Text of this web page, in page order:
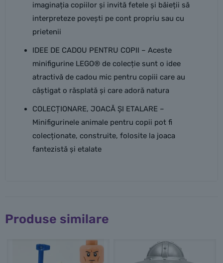
imaginația copiilor și invită fetele și băieții să
interpreteze povești pe cont propriu sau cu
prietenii
IDEE DE CADOU PENTRU COPII – Aceste
minifigurine LEGO® de colecție sunt o idee
atractivă de cadou mic pentru copiii care au
câștigat o răsplată și care adoră natura
COLECȚIONARE, JOACĂ ȘI ETALARE –
Minifigurinele animale pentru copii pot fi
colecționate, construite, folosite la joaca
fantezistă și etalate
Produse similare